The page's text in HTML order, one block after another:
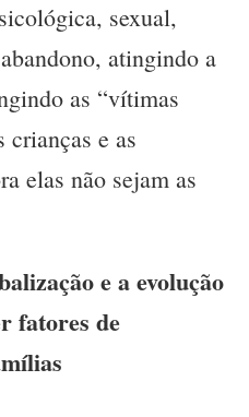
sexual,
atingindo a
as “vítimas
crianças e as
elas não sejam as
e a evolução
fatores de